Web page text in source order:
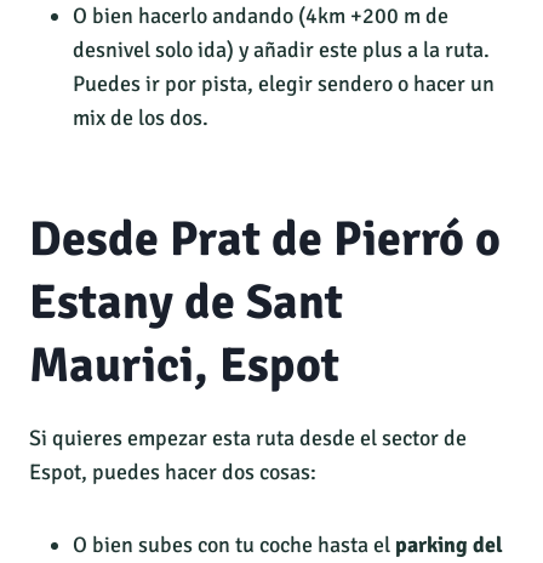
O bien hacerlo andando (4km +200 m de
desnivel solo ida) y añadir este plus a la ruta.
Puedes ir por pista, elegir sendero o hacer un
mix de los dos.
Desde Prat de Pierró o
Estany de Sant
Maurici, Espot
Si quieres empezar esta ruta desde el sector de
Espot, puedes hacer dos cosas:
O bien subes con tu coche hasta el parking del